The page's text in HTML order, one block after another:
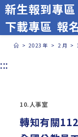
內
容
新生報到專區
下載專區 報
> 2023 年 > 2 月 >
:::
10.人事室
轉知有關